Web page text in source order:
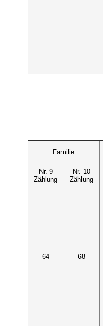
Familie
Nr. 9
Zählung
Nr. 10
Zählung
64 68